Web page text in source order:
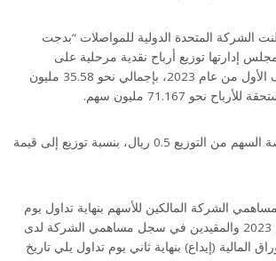
الشركة المتحدة الدولية للمواصلات “بدجت
إدارتها توزيع أرباح نقدية مرحلية على
المساهمين عن النصف الأول من عام 2023، بإجمالي نحو 35.58 مليون
نحو 71.167 مليون سهم.
وقالت الشركة إن حصة السهم من التوزيع 0.5 ريال، بنسبة توزيع إلى قيمة
الشركة المالكين للأسهم بنهاية تداول يوم
الخميس 24 أغسطس 2023 والمقيدين في سجل مساهمي الشركة لدى
المالية (إيداع) بنهاية ثاني يوم تداول يلي تاريخ